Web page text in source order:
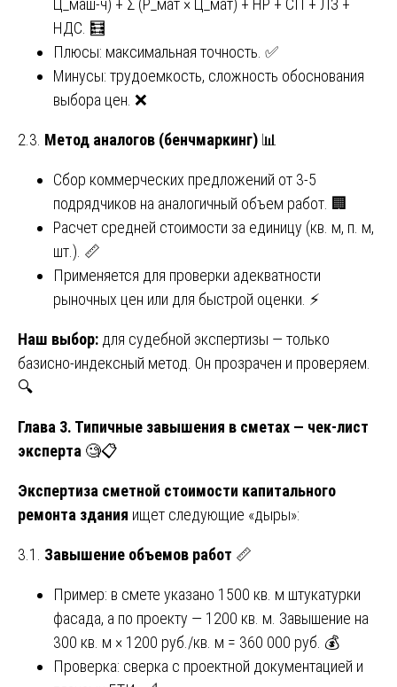
Ц_маш-ч) + Σ (Р_мат × Ц_мат) + НР + СП + ЛЗ +
НДС. 🧮
Плюсы: максимальная точность. ✅
Минусы: трудоемкость, сложность обоснования
выбора цен. ❌
2.3. Метод аналогов (бенчмаркинг) 📊
Сбор коммерческих предложений от 3-5
подрядчиков на аналогичный объем работ. 🏢
Расчет средней стоимости за единицу (кв. м, п. м,
шт.). 📏
Применяется для проверки адекватности
рыночных цен или для быстрой оценки. ⚡
Наш выбор: для судебной экспертизы — только
базисно-индексный метод. Он прозрачен и проверяем.
🔍
Глава 3. Типичные завышения в сметах — чек-лист
эксперта 🧐📋
Экспертиза сметной стоимости капитального
ремонта здания ищет следующие «дыры»:
3.1. Завышение объемов работ 📏
Пример: в смете указано 1500 кв. м штукатурки
фасада, а по проекту — 1200 кв. м. Завышение на
300 кв. м × 1200 руб./кв. м = 360 000 руб. 💰
Проверка: сверка с проектной документацией и